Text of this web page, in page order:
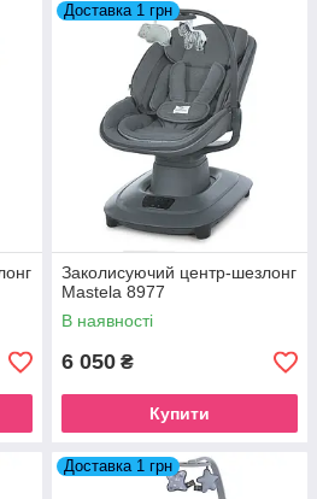
Доставка 1 грн
Заколисуючий центр-шезлонг
Mastela 8977
В наявності
6 050 ₴
Купити
Доставка 1 грн